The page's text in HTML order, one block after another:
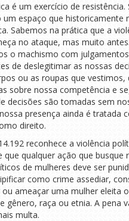
é um exercício de resistência.
espaço que historicamente
Sabemos na prática que a
no ataque, mas muito
o machismo com
de deslegitimar as nossas
ou as roupas que vestimos,
sobre nossa competência e
decisões são tomadas sem
presença ainda é tratada
direito.
reconhece a violência
qualquer ação que busque
de mulheres deve ser
como crime assediar,
ameaçar uma mulher eleita
gênero, raça ou etnia. A pena
multa.